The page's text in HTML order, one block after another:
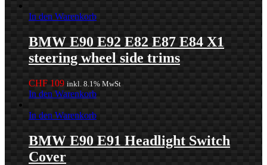
In den Warenkorb
BMW E90 E92 E82 E87 E84 X1
steering wheel side trims
CHF 109 inkl. 8.1% MwSt
In den Warenkorb
In den Warenkorb
BMW E90 E91 Headlight Switch
Cover